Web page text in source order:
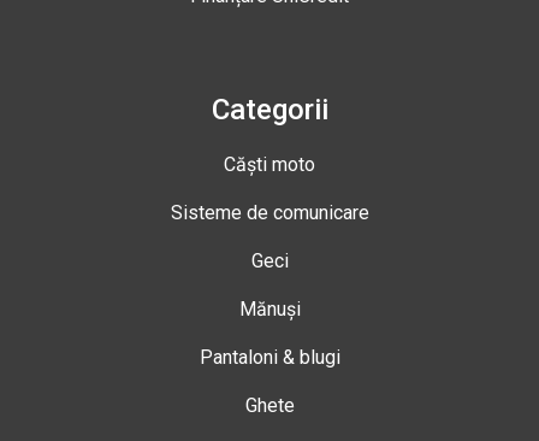
Categorii
Căști moto
Sisteme de comunicare
Geci
Mănuși
Pantaloni & blugi
Ghete